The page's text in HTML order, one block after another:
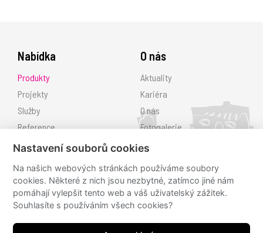
Nabídka
Produkty
Projekty
Služby
Reference
O nás
Aktuality
Kariéra
O nás
Fotogalerie
Ke stažení
Sledujte nás
Nastavení souborů cookies
Na našich webových stránkách používáme soubory
cookies. Některé z nich jsou nezbytné, zatímco jiné nám
pomáhají vylepšit tento web a váš uživatelský zážitek.
Souhlasíte s používáním všech cookies?